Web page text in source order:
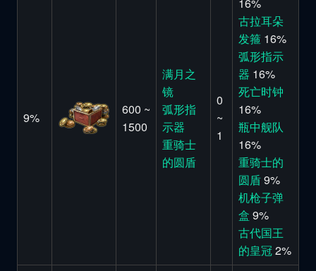
9%
600 ~
1500
满月之
镜
弧形指
示器
重骑士
的圆盾
0
~
1
16%
古拉耳朵
发箍 16%
弧形指示
器 16%
死亡时钟
16%
瓶中舰队
16%
重骑士的
圆盾9%
机枪子弹
盒 9%
古代国王
的皇冠2%